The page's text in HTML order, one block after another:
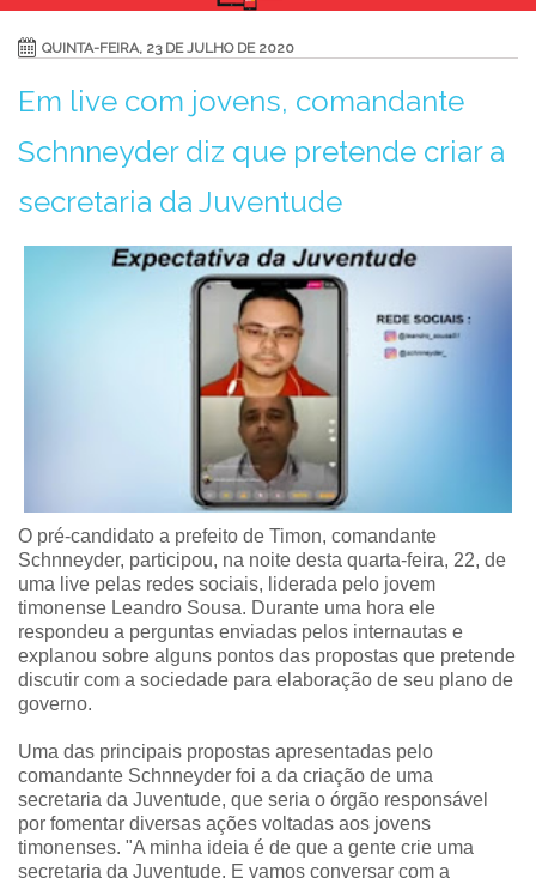
QUINTA-FEIRA, 23 DE JULHO DE 2020
Em live com jovens, comandante
Schnneyder diz que pretende criar a
secretaria da Juventude
O pré-candidato a prefeito de Timon, comandante
Schnneyder, participou, na noite desta quarta-feira, 22, de
uma live pelas redes sociais, liderada pelo jovem
timonense Leandro Sousa. Durante uma hora ele
respondeu a perguntas enviadas pelos internautas e
explanou sobre alguns pontos das propostas que pretende
discutir com a sociedade para elaboração de seu plano de
governo.
Uma das principais propostas apresentadas pelo
comandante Schnneyder foi a da criação de uma
secretaria da Juventude, que seria o órgão responsável
por fomentar diversas ações voltadas aos jovens
timonenses. "A minha ideia é de que a gente crie uma
secretaria da Juventude. E vamos conversar com a